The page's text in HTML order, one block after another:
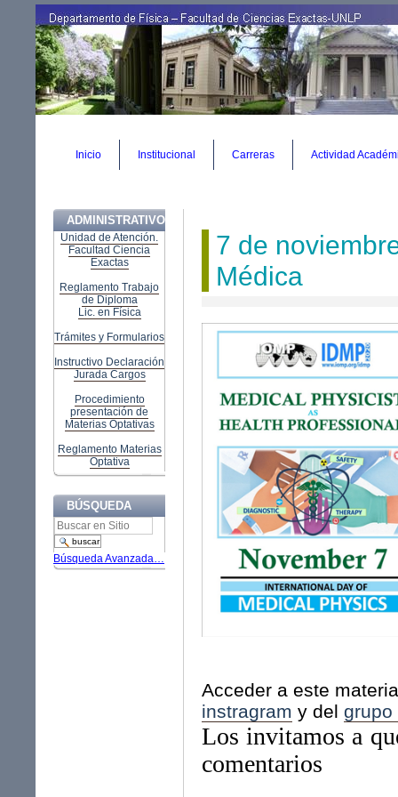
Cambiar
a
contenido.
|
Saltar
a
navegación
Inicio
Institucional Carreras Actividad
ADMINISTRATIVO
Unidad de Atención.
Facultad Ciencia
Exactas
Reglamento Trabajo
de Diploma
Lic. en Física
Trámites y Formularios
Instructivo Declaración
Jurada Cargos
Procedimiento
presentación de
Materias Optativas
Reglamento Materias
Optativa
BÚSQUEDA
Búsqueda Avanzada…
7 de
Médica
Acceder a este
instragram y del grupo
Los invitamos a
comentarios